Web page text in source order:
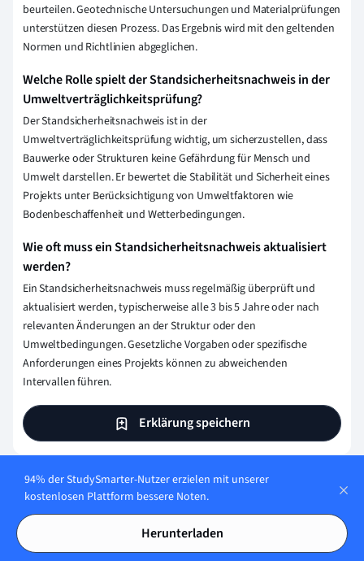
beurteilen. Geotechnische Untersuchungen und Materialprüfungen
unterstützen diesen Prozess. Das Ergebnis wird mit den geltenden
Normen und Richtlinien abgeglichen.
Welche Rolle spielt der Standsicherheitsnachweis in der
Umweltverträglichkeitsprüfung?
Der Standsicherheitsnachweis ist in der
Umweltverträglichkeitsprüfung wichtig, um sicherzustellen, dass
Bauwerke oder Strukturen keine Gefährdung für Mensch und
Umwelt darstellen. Er bewertet die Stabilität und Sicherheit eines
Projekts unter Berücksichtigung von Umweltfaktoren wie
Bodenbeschaffenheit und Wetterbedingungen.
Wie oft muss ein Standsicherheitsnachweis aktualisiert
werden?
Ein Standsicherheitsnachweis muss regelmäßig überprüft und
aktualisiert werden, typischerweise alle 3 bis 5 Jahre oder nach
relevanten Änderungen an der Struktur oder den
Umweltbedingungen. Gesetzliche Vorgaben oder spezifische
Anforderungen eines Projekts können zu abweichenden
Intervallen führen.
Erklärung speichern
Wie stellen wir sicher, dass unser Content
korrekt und vertrauenswürdig ist?
Bei StudySmarter haben wir eine Lernplattform geschaffen,
94% der StudySmarter-Nutzer erzielen mit unserer
kostenlosen Plattform bessere Noten.
Herunterladen